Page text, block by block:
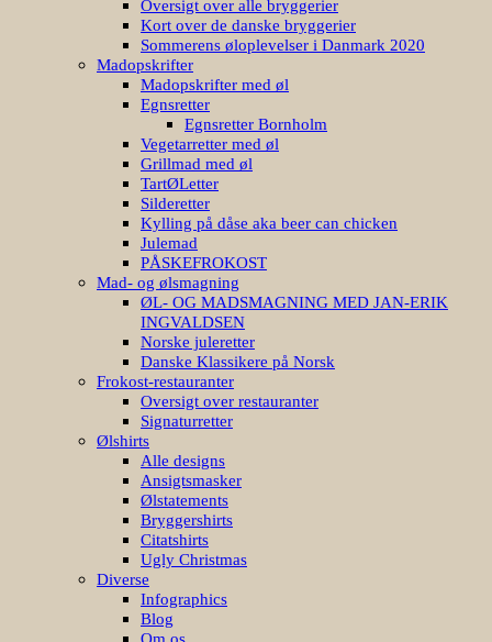
Oversigt over alle bryggerier
Kort over de danske bryggerier
Sommerens øloplevelser i Danmark 2020
Madopskrifter
Madopskrifter med øl
Egnsretter
Egnsretter Bornholm
Vegetarretter med øl
Grillmad med øl
TartØLetter
Silderetter
Kylling på dåse aka beer can chicken
Julemad
PÅSKEFROKOST
Mad- og ølsmagning
ØL- OG MADSMAGNING MED JAN-ERIK
INGVALDSEN
Norske juleretter
Danske Klassikere på Norsk
Frokost-restauranter
Oversigt over restauranter
Signaturretter
Ølshirts
Alle designs
Ansigtsmasker
Ølstatements
Bryggershirts
Citatshirts
Ugly Christmas
Diverse
Infographics
Blog